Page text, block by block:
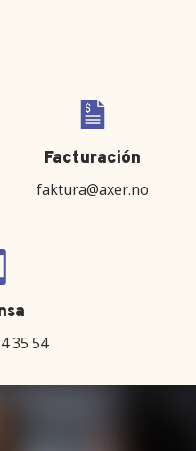
Facturación
faktura@axer.no
35 54